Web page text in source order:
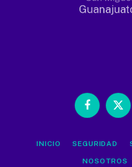
Facebook
X
INICIO SEGURIDAD
NOSOTROS